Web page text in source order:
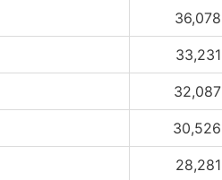
36,078
33,231
32,087
30,526
28,281